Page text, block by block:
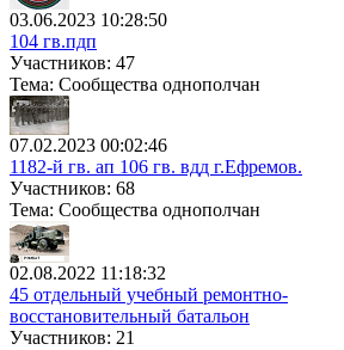
03.06.2023 10:28:50
104 гв.пдп
Участников: 47
Тема: Сообщества однополчан
07.02.2023 00:02:46
1182-й гв. ап 106 гв. вдд г.Ефремов.
Участников: 68
Тема: Сообщества однополчан
02.08.2022 11:18:32
45 отдельный учебный ремонтно-
восстановительный батальон
Участников: 21